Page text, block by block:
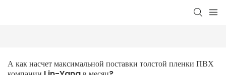
А как насчет максимальной поставки толстой пленки ПВХ